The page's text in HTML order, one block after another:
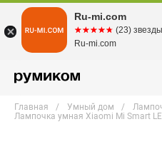
Главная Умный дом
Лампочка умная Xiaomi Mi Smart
Ru-mi.com
☆☆☆☆☆
★★★★★ (23) звезды
Ru-mi.com